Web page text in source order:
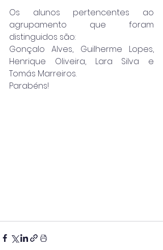
Os alunos pertencentes ao
agrupamento que foram
distinguidos são:
Gonçalo Alves, Guilherme Lopes,
Henrique Oliveira, Lara Silva e
Tomás Marreiros.
Parabéns!